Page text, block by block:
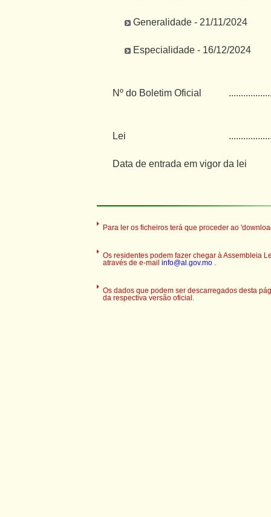
Generalidade - 21/11/2024
Especialidade - 16/12/2024
Nº do Boletim Oficial
Lei
Data de entrada em vigor da lei
Para ler os ficheiros terá que proceder ao
Os residentes podem fazer chegar à Assembleia
através de e-mail info@al.gov.mo .
Os dados que podem ser descarregados desta
da respectiva versão oficial.